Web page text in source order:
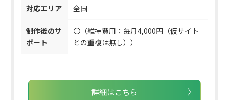
対応エリア 全国
制作後のサ
ポート
〇（維持費用：毎月4,000円（仮サイト
との重複は無し））
詳細はこちら